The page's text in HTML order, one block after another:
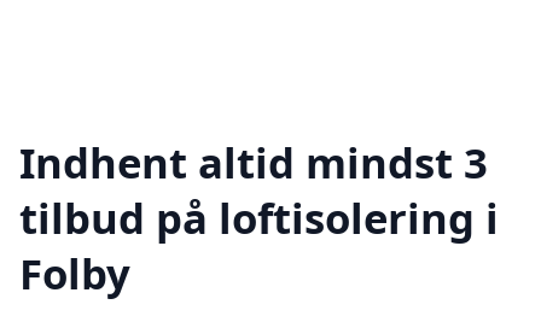
Indhent altid mindst 3
tilbud på loftisolering i
Folby